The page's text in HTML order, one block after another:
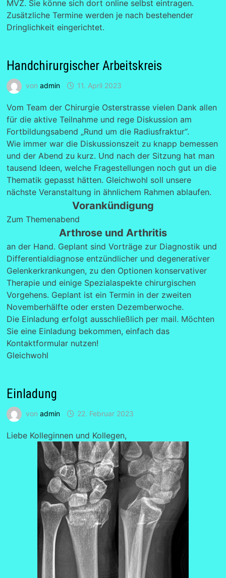
MVZ. Sie könne sich dort online selbst eintragen.
Zusätzliche Termine werden je nach bestehender
Dringlichkeit eingerichtet.
Handchirurgischer Arbeitskreis
von admin 11. April 2023
Vom Team der Chirurgie Osterstrasse vielen Dank allen
für die aktive Teilnahme und rege Diskussion am
Fortbildungsabend „Rund um die Radiusfraktur“.
Wie immer war die Diskussionszeit zu knapp bemessen
und der Abend zu kurz. Und nach der Sitzung hat man
tausend Ideen, welche Fragestellungen noch gut un die
Thematik gepasst hätten. Gleichwohl soll unsere
nächste Veranstaltung in ähnlichem Rahmen ablaufen.
Vorankündigung
Zum Themenabend
Arthrose und Arthritis
an der Hand. Geplant sind Vorträge zur Diagnostik und
Differentialdiagnose entzündlicher und degenerativer
Gelenkerkrankungen, zu den Optionen konservativer
Therapie und einige Spezialaspekte chirurgischen
Vorgehens. Geplant ist ein Termin in der zweiten
Novemberhälfte oder ersten Dezemberwoche.
Die Einladung erfolgt ausschließlich per mail. Möchten
Sie eine Einladung bekommen, einfach das
Kontaktformular nutzen!
Gleichwohl
Einladung
von admin 22. Februar 2023
Liebe Kolleginnen und Kollegen,